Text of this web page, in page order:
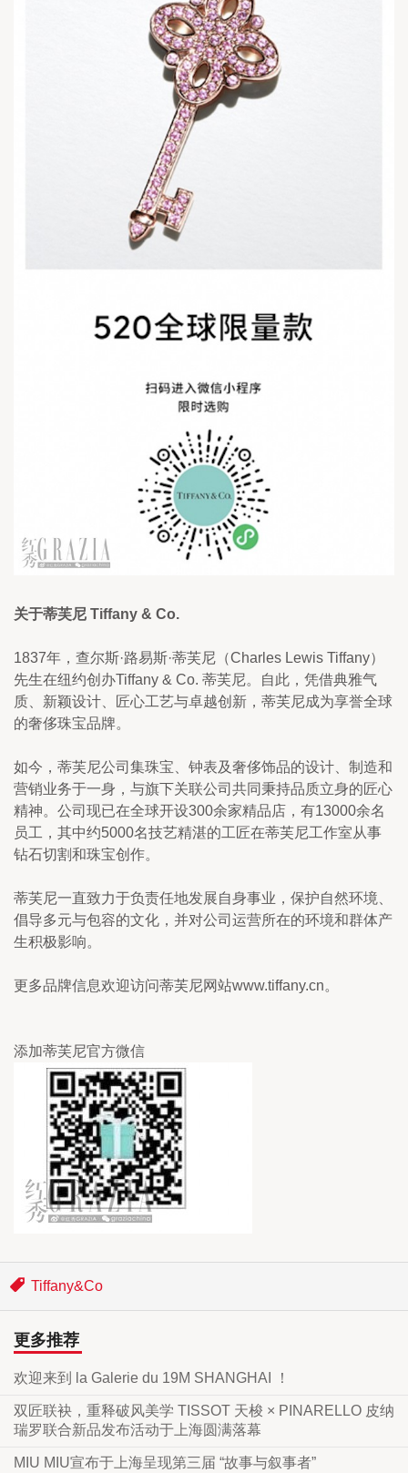
关于蒂芙尼 Tiffany & Co.
1837年，查尔斯·路易斯·蒂芙尼（Charles Lewis Tiffany）
先生在纽约创办Tiffany & Co. 蒂芙尼。自此，凭借典雅气
质、新颖设计、匠心工艺与卓越创新，蒂芙尼成为享誉全球
的奢侈珠宝品牌。
如今，蒂芙尼公司集珠宝、钟表及奢侈饰品的设计、制造和
营销业务于一身，与旗下关联公司共同秉持品质立身的匠心
精神。公司现已在全球开设300余家精品店，有13000余名
员工，其中约5000名技艺精湛的工匠在蒂芙尼工作室从事
钻石切割和珠宝创作。
蒂芙尼一直致力于负责任地发展自身事业，保护自然环境、
倡导多元与包容的文化，并对公司运营所在的环境和群体产
生积极影响。
更多品牌信息欢迎访问蒂芙尼网站www.tiffany.cn。
添加蒂芙尼官方微信
Tiffany&Co
更多推荐
欢迎来到 la Galerie du 19M SHANGHAI ！
双匠联袂，重释破风美学 TISSOT 天梭 × PINARELLO 皮纳
瑞罗联合新品发布活动于上海圆满落幕
MIU MIU宣布于上海呈现第三届 “故事与叙事者”